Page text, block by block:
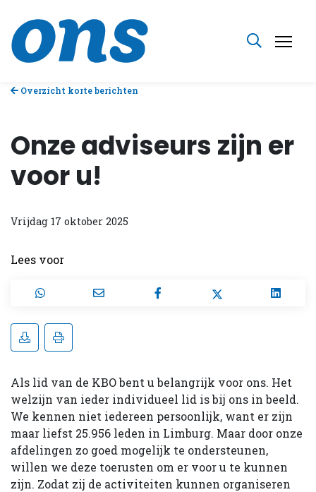
Overzicht korte berichten
Onze adviseurs zijn er
voor u!
Vrijdag 17 oktober 2025
Lees voor
Als lid van de KBO bent u belangrijk voor ons. Het
welzijn van ieder individueel lid is bij ons in beeld.
We kennen niet iedereen persoonlijk, want er zijn
maar liefst 25.956 leden in Limburg. Maar door onze
afdelingen zo goed mogelijk te ondersteunen,
willen we deze toerusten om er voor u te kunnen
zijn. Zodat zij de activiteiten kunnen organiseren